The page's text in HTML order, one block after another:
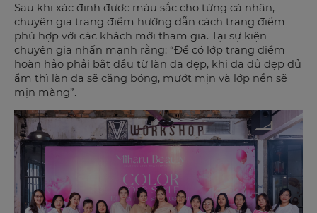
Sau khi xác định được màu sắc cho từng cá nhân,
chuyên gia trang điểm hướng dẫn cách trang điểm
phù hợp với các khách mời tham gia. Tại sự kiện
chuyên gia nhấn mạnh rằng: “Để có lớp trang điểm
hoàn hảo phải bắt đầu từ làn da đẹp, khi da đủ đẹp đủ
ẩm thì làn da sẽ căng bóng, mướt mịn và lớp nền sẽ
mịn màng”.